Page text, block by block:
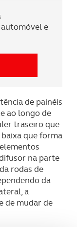
e
de painéis
ao longo de
traseiro que
que forma
na parte
rodas de
da
a
de mudar de